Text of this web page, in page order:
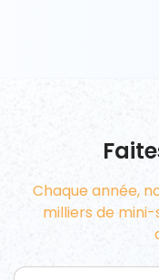
Chaque année,
milliers de